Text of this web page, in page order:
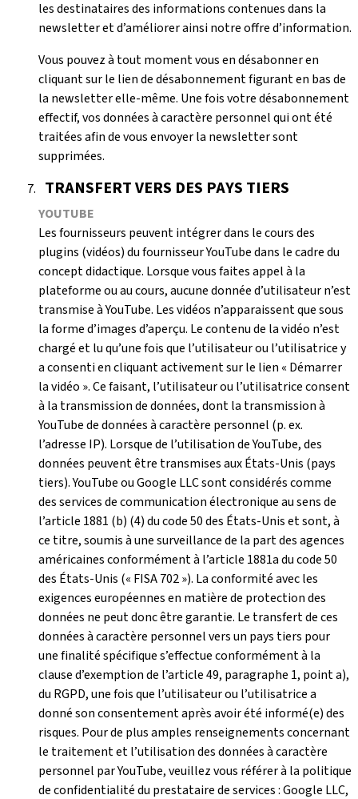
les destinataires des informations contenues dans la
newsletter et d’améliorer ainsi notre offre d’information.
Vous pouvez à tout moment vous en désabonner en
cliquant sur le lien de désabonnement figurant en bas de
la newsletter elle-même. Une fois votre désabonnement
effectif, vos données à caractère personnel qui ont été
traitées afin de vous envoyer la newsletter sont
supprimées.
TRANSFERT VERS DES PAYS TIERS
YOUTUBE
Les fournisseurs peuvent intégrer dans le cours des
plugins (vidéos) du fournisseur YouTube dans le cadre du
concept didactique. Lorsque vous faites appel à la
plateforme ou au cours, aucune donnée d’utilisateur n’est
transmise à YouTube. Les vidéos n’apparaissent que sous
la forme d’images d’aperçu. Le contenu de la vidéo n’est
chargé et lu qu’une fois que l’utilisateur ou l’utilisatrice y
a consenti en cliquant activement sur le lien « Démarrer
la vidéo ». Ce faisant, l’utilisateur ou l’utilisatrice consent
à la transmission de données, dont la transmission à
YouTube de données à caractère personnel (p. ex.
l’adresse IP). Lorsque de l’utilisation de YouTube, des
données peuvent être transmises aux États-Unis (pays
tiers). YouTube ou Google LLC sont considérés comme
des services de communication électronique au sens de
l’article 1881 (b) (4) du code 50 des États-Unis et sont, à
ce titre, soumis à une surveillance de la part des agences
américaines conformément à l’article 1881a du code 50
des États-Unis (« FISA 702 »). La conformité avec les
exigences européennes en matière de protection des
données ne peut donc être garantie. Le transfert de ces
données à caractère personnel vers un pays tiers pour
une finalité spécifique s’effectue conformément à la
clause d’exemption de l’article 49, paragraphe 1, point a),
du RGPD, une fois que l’utilisateur ou l’utilisatrice a
donné son consentement après avoir été informé(e) des
risques. Pour de plus amples renseignements concernant
le traitement et l’utilisation des données à caractère
personnel par YouTube, veuillez vous référer à la politique
de confidentialité du prestataire de services : Google LLC,